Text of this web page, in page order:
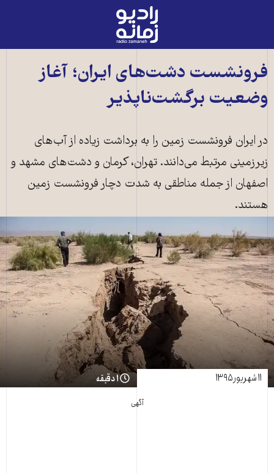
رادیو
زمانه
اصلی
فرونشست دشت‌های ایران؛ آغاز
وضعیت برگشت‌ناپذیر
در ایران فرونشست زمین را به برداشت زیاده از آب‌های
زیرزمینی مرتبط می‌دانند. تهران، کرمان و دشت‌های مشهد و
اصفهان از جمله مناطقی به شدت دچار فرونشست زمین
هستند.
۱۱ شهریور ۱۳۹۵ ۱ دقیقه
آگهی